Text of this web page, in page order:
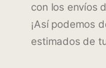
con los envíos
¡Así podemos
estimados de